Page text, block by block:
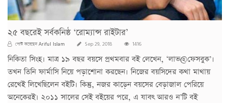
২৫ বছরেই সর্বকনিষ্ঠ ‘রোম্যান্স রাইটার’
পোস্ট করেছেনAriful Islam Sep 29, 2018 1416
নিকিতা সিংহ। মাত্র ১৯ বছর বয়সে প্রথমবার বই লেখেন, ‘লাভ@ফেসবুক’।
তখন তিনি ফার্মাসি নিয়ে পড়াশোনা করছেন। নিজের বয়সিদের কথা মাথায়
রেখেই লিখেছিলেন বইটি। কিন্তু, নজর কাড়েন বয়সের বেড়াজাল পেরিয়ে
অনেকেরই। ২০১১ সালের সেই বইয়ের পরে, এ যাবৎ আরও ন’টি বই